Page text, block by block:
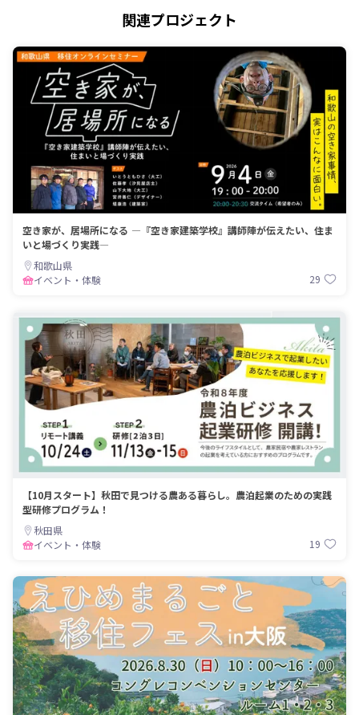
関連プロジェクト
空き家が、居場所になる ―『空き家建築学校』講師陣が伝えたい、住ま
いと場づくり実践―
和歌山県
イベント・体験
29
【10月スタート】秋田で見つける農ある暮らし。農泊起業のための実践
型研修プログラム！
秋田県
イベント・体験
19